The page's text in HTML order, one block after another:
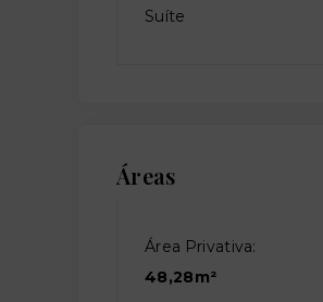
Suíte
Áreas
Área Privativa:
48,28m²